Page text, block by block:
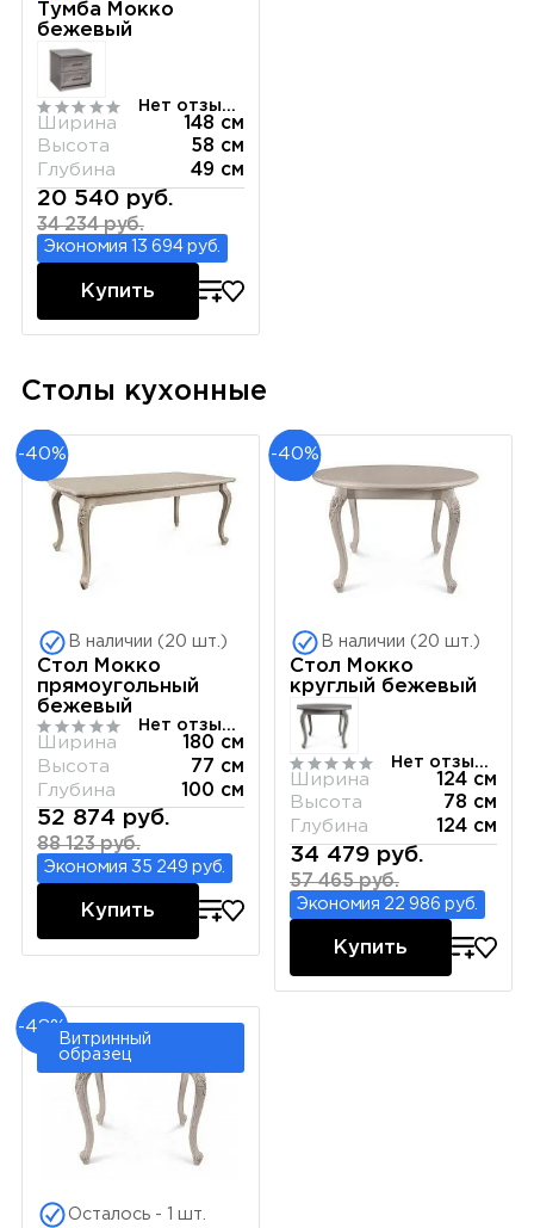
Тумба Мокко
бежевый
Нет отзывов
Ширина
148 см
Высота
58 см
Глубина
49 см
20 540 руб.
34 234 руб.
Экономия 13 694 руб.
Купить
Столы кухонные
-40%
В наличии (20 шт.)
Стол Мокко
прямоугольный
бежевый
Нет отзывов
Ширина
180 см
Высота
77 см
Глубина
100 см
52 874 руб.
88 123 руб.
Экономия 35 249 руб.
Купить
-40%
В наличии (20 шт.)
Стол Мокко
круглый бежевый
Нет отзывов
Ширина
124 см
Высота
78 см
Глубина
124 см
34 479 руб.
57 465 руб.
Экономия 22 986 руб.
Купить
-48%
Витринный
образец
Осталось - 1 шт.